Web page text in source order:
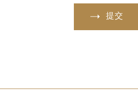
提交